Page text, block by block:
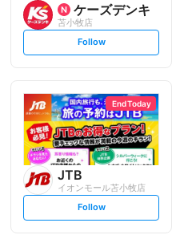
ケーズデンキ
苫小牧店
s
t
l
o
w
Follow
End Today
JTB
イオンモール苫小牧店
s
t
Follow